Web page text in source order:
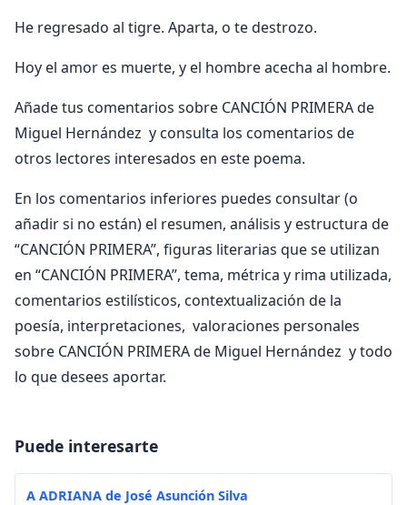
He regresado al tigre. Aparta, o te destrozo.
Hoy el amor es muerte, y el hombre acecha al hombre.
Añade tus comentarios sobre CANCIÓN PRIMERA de
Miguel Hernández y consulta los comentarios de
otros lectores interesados en este poema.
En los comentarios inferiores puedes consultar (o
añadir si no están) el resumen, análisis y estructura de
“CANCIÓN PRIMERA”, figuras literarias que se utilizan
en “CANCIÓN PRIMERA”, tema, métrica y rima utilizada,
comentarios estilísticos, contextualización de la
poesía, interpretaciones, valoraciones personales
sobre CANCIÓN PRIMERA de Miguel Hernández y todo
lo que desees aportar.
Puede interesarte
A ADRIANA de José Asunción Silva